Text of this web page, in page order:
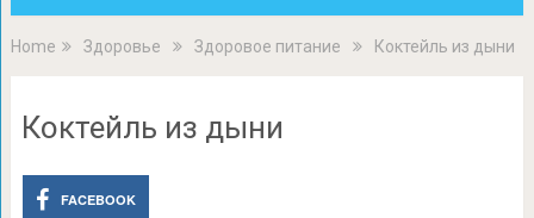
Home Здоровье Здоровое питание Коктейль из дыни
Коктейль из дыни
FACEBOOK